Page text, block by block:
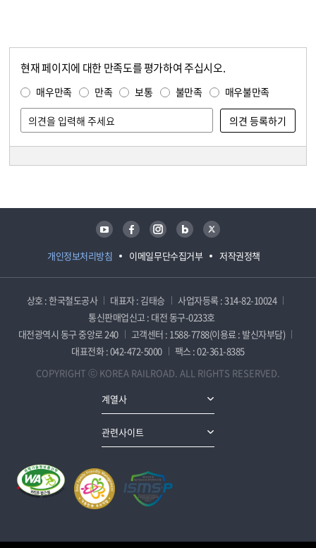
현재 페이지에 대한 만족도를 평가하여 주십시오.
매우만족 만족 보통 불만족 매우불만족
개인정보처리방침 이메일무단수집거부 저작권정책
유튜브 페이스북 인스타그램 블로그 트위터
상호 : 한국철도공사 대표자 : 김태승
사업자등록 : 314-82-10024
통신판매업신고 : 대전 동구-0233호
대전광역시 동구 중앙로 240
고객센터 : 1588-7788(이용료 : 발신자부담)
대표전화 : 042-472-5000
팩스 : 02-361-8385
COPYRIGHT ⓒ KOREA RAILROAD. ALL RIGHTS RESERVED.
계열사
관련사이트